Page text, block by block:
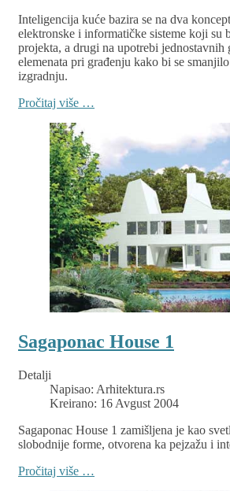
Inteligencija kuće bazira se na dva
elektronske i informatičke sisteme koji su
projekta, a drugi na upotrebi jednostavnih
elemenata pri građenju kako bi se
izgradnju.
Pročitaj više …
Sagaponac House 1
Detalji
Napisao: Arhitektura.rs
Kreirano: 16 Avgust 2004
Sagaponac House 1 zamišljena je kao
slobodnije forme, otvorena ka pejzažu i
Pročitaj više …